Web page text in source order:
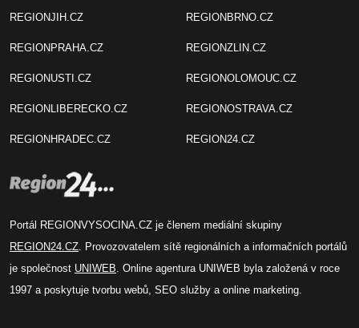
REGIONJIH.CZ
REGIONPRAHA.CZ
REGIONUSTI.CZ
REGIONLIBERECKO.CZ
REGIONHRADEC.CZ
REGIONBRNO.CZ
REGIONZLIN.CZ
REGIONOLOMOUC.CZ
REGIONOSTRAVA.CZ
REGION24.CZ
Portál REGIONVYSOCINA.CZ je členem mediální skupiny
REGION24.CZ . Provozovatelem sítě regionálních a informačních portálů
je společnost UNIWEB . Online agentura UNIWEB byla založená v roce
1997 a poskytuje tvorbu webů, SEO služby a online marketing.